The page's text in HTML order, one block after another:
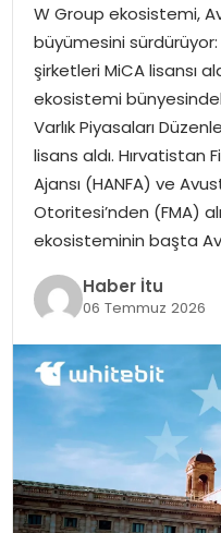
MAGAZIN
SPOR
YAŞAM
W Group ekosistemi,
büyümesini
şirketleri MiCA lisansı
ekosistemi
Varlık Piyasaları
lisans aldı.
Ajansı (HANFA) ve
Otoritesi’nden (FMA)
ekosisteminin başta
Haber İtu
06 Temmuz 2026